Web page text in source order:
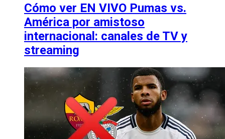
Cómo ver EN VIVO Pumas vs.
América por amistoso
internacional: canales de TV y
streaming